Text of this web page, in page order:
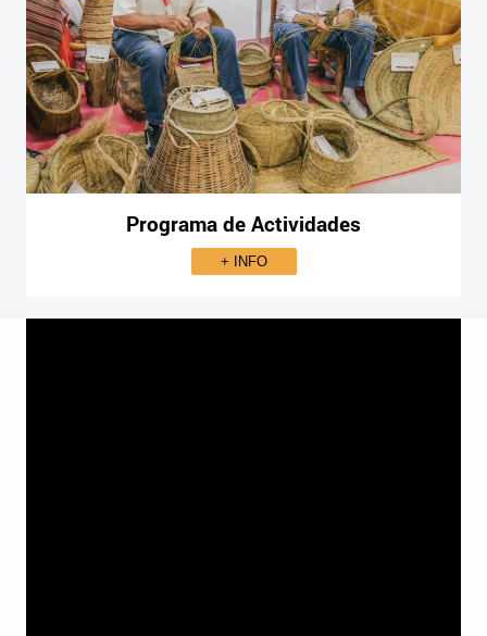
Programa de Actividades
+ INFO